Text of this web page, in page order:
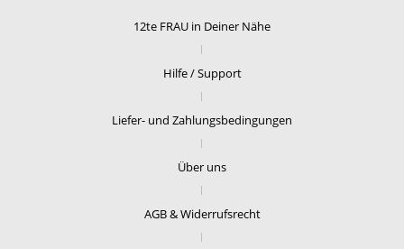
12te FRAU in Deiner Nähe
Hilfe / Support
Liefer- und Zahlungsbedingungen
Über uns
AGB & Widerrufsrecht